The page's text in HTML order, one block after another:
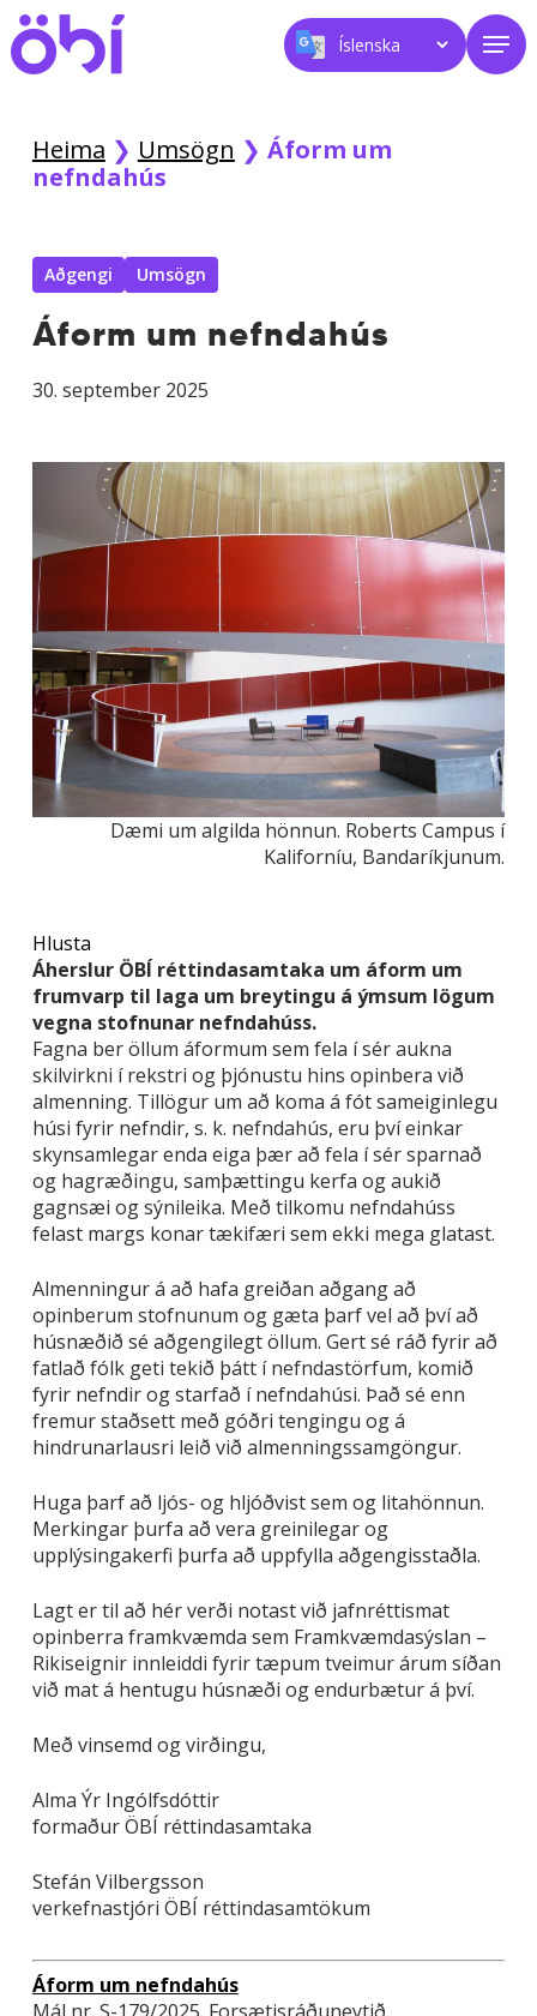
Skip
to
main
Heima ❯ Umsögn ❯ Áform um
nefndahús
Aðgengi Umsögn
Áform um nefndahús
30. september 2025
Dæmi um algilda hönnun. Roberts Campus í
Kaliforníu, Bandaríkjunum.
Hlusta
Áherslur ÖBÍ réttindasamtaka um áform um
frumvarp til laga um breytingu á ýmsum lögum
vegna stofnunar nefndahúss.
Fagna ber öllum áformum sem fela í sér aukna
skilvirkni í rekstri og þjónustu hins opinbera við
almenning. Tillögur um að koma á fót sameiginlegu
húsi fyrir nefndir, s. k. nefndahús, eru því einkar
skynsamlegar enda eiga þær að fela í sér sparnað
og hagræðingu, samþættingu kerfa og aukið
gagnsæi og sýnileika. Með tilkomu nefndahúss
felast margs konar tækifæri sem ekki mega glatast.
Almenningur á að hafa greiðan aðgang að
opinberum stofnunum og gæta þarf vel að því að
húsnæðið sé aðgengilegt öllum. Gert sé ráð fyrir að
fatlað fólk geti tekið þátt í nefndastörfum, komið
fyrir nefndir og starfað í nefndahúsi. Það sé enn
fremur staðsett með góðri tengingu og á
hindrunarlausri leið við almenningssamgöngur.
Huga þarf að ljós- og hljóðvist sem og litahönnun.
Merkingar þurfa að vera greinilegar og
upplýsingakerfi þurfa að uppfylla aðgengisstaðla.
Lagt er til að hér verði notast við jafnréttismat
opinberra framkvæmda sem Framkvæmdasýslan –
Rikiseignir innleiddi fyrir tæpum tveimur árum síðan
við mat á hentugu húsnæði og endurbætur á því.
Með vinsemd og virðingu,
Alma Ýr Ingólfsdóttir
formaður ÖBÍ réttindasamtaka
Stefán Vilbergsson
verkefnastjóri ÖBÍ réttindasamtökum
Áform um nefndahús